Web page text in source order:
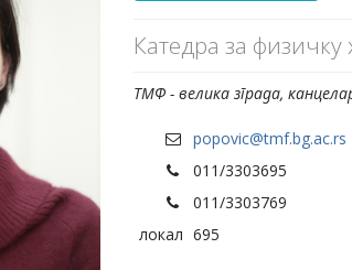
Катедра за физичку
ТМФ - велика зграда,
popovic@tmf.bg.ac.rs
011/3303695
011/3303769
локал 695